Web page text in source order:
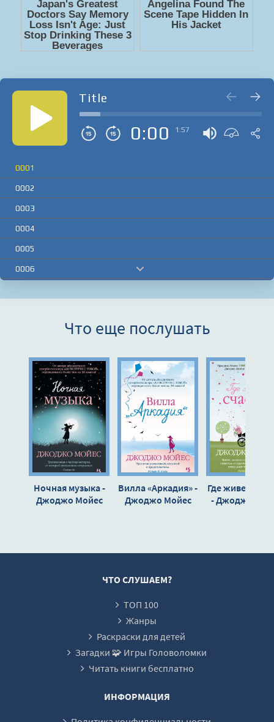
Title
0:00 1:57
0001
0002
0003
0004
0005
0006
0013
0016
0017
0020
Что еще послушать
Ночная музыка -
Джоджо Мойес
Вилла «Аркадия» -
Джоджо Мойес
Где живет
- Джоджо
ЧТО СЛУШАЕМ?
ТОП 100
Жанры
Раскраски для детей
Загадки 🧩 Игры Головоломки
Читать книги бесплатно
ИНФОРМАЦИЯ